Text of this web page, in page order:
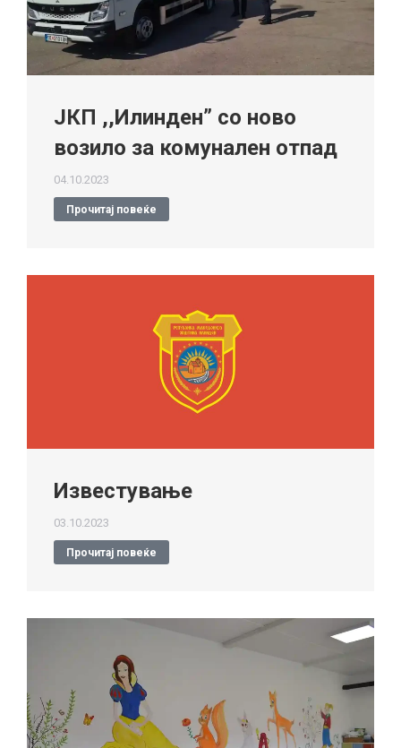
ЈКП ,,Илинден” со ново
возило за комунален отпад
04.10.2023
Прочитај повеќе
Известување
03.10.2023
Прочитај повеќе